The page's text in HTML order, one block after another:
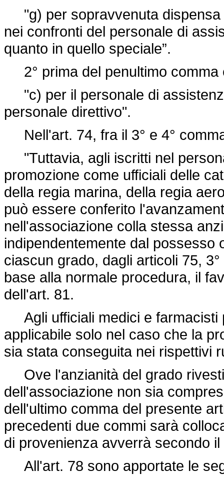
"g) per sopravvenuta dispensa
nei confronti del personale di
quanto in quello speciale”.
2° prima del penultimo comma
"c) per il personale di
personale direttivo".
Nell'art. 74, fra il 3° e 4°
"Tuttavia, agli iscritti nel
promozione come ufficiali delle
della regia marina, della regia
può essere conferito
nell'associazione colla stessa
indipendentemente dal possesso
ciascun grado, dagli articoli 75,
base alla normale procedura, il
dell'art. 81.
Agli ufficiali medici e farmacisti
applicabile solo nel caso che la
sia stata conseguita nei rispettivi
Ove l'anzianità del grado
dell'associazione non sia
dell'ultimo comma del presente
precedenti due commi sarà
di provenienza avverrà secondo
All'art. 78 sono apportate le